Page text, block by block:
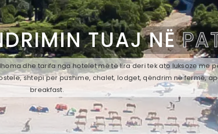
TUAJ NË
dhe tarifa nga hotelet më të lira deri tek ato luksoze me
shtepi per pushime, chalet, lodget, qëndrim në fermë,
breakfast.